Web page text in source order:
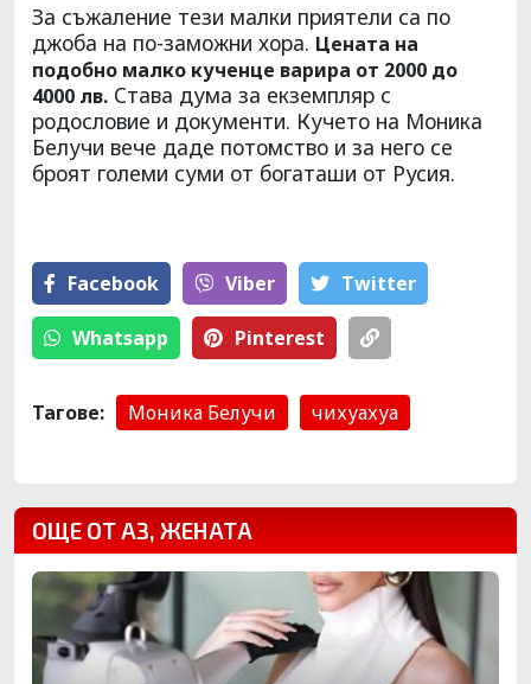
За съжаление тези малки приятели са по
джоба на по-заможни хора. Цената на
подобно малко кученце варира от 2000 до
4000 лв. Става дума за екземпляр с
родословие и документи. Кучето на Моника
Белучи вече даде потомство и за него се
броят големи суми от богаташи от Русия.
Facebook Viber Тwitter
Whatsapp Pinterest
Тагове: Моника Белучи чихуахуа
ОЩЕ ОТ АЗ, ЖЕНАТА